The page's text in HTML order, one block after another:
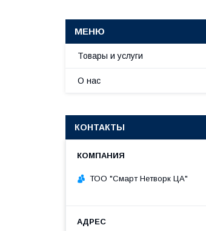
Товары и услуги
О нас
КОНТАКТЫ
ТОО "Смарт Нетворк ЦА"